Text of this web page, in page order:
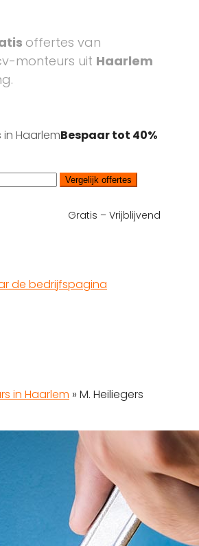
offertes van
monteurs uit Haarlem
HaarlemBespaar tot 40%
Vergelijk offertes
Gratis – Vrijblijvend
de bedrijfspagina
in Haarlem » M. Heiliegers